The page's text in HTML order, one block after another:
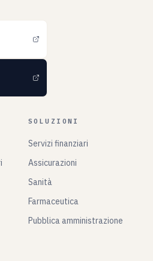
SOLUZIONI
Servizi finanziari
Assicurazioni
Sanità
Farmaceutica
Pubblica amministrazione